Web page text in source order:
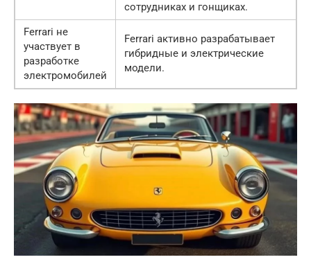
сотрудниках и гонщиках.
Ferrari не
участвует в
разработке
электромобилей
Ferrari активно разрабатывает
гибридные и электрические
модели.